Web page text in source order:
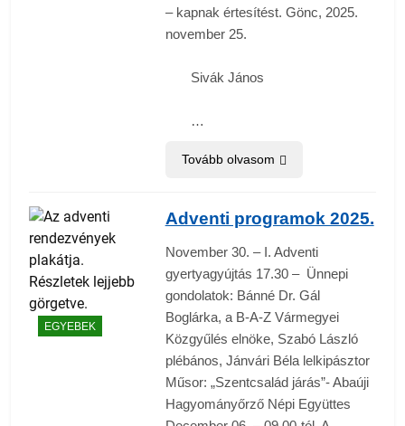
– kapnak értesítést. Gönc, 2025.
november 25.
Sivák János
…
Tovább olvasom
EGYEBEK
Adventi programok 2025.
November 30. – I. Adventi
gyertyagyújtás 17.30 – Ünnepi
gondolatok: Bánné Dr. Gál
Boglárka, a B-A-Z Vármegyei
Közgyűlés elnöke, Szabó László
plébános, Jánvári Béla lelkipásztor
Műsor: „Szentcsalád járás”- Abaúji
Hagyományőrző Népi Együttes